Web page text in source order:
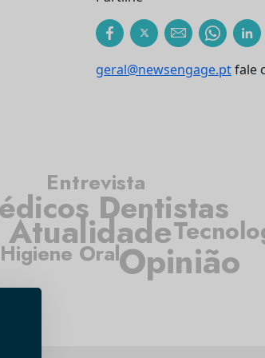
geral@newsengage.ptfale
Atualidade
Dentistas
Higiene Oral
Entrevista
Opinião